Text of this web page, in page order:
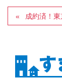
成約済！